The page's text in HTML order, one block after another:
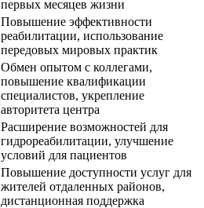
первых месяцев жизни
Повышение эффективности
реабилитации, использование
передовых мировых практик
Обмен опытом с коллегами,
повышение квалификации
специалистов, укрепление
авторитета центра
Расширение возможностей для
гидрореабилитации, улучшение
условий для пациентов
Повышение доступности услуг для
жителей отдаленных районов,
дистанционная поддержка